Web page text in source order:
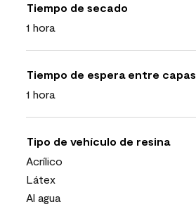
Tiempo de secado
1 hora
Tiempo de espera entre capas
1 hora
Tipo de vehículo de resina
Acrílico
Látex
Al agua